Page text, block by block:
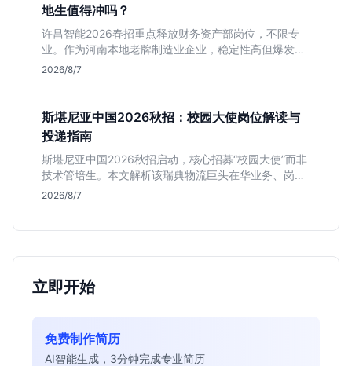
地生值得冲吗？
许昌智能2026春招重点释放财务资产部岗位，不限专
业。作为河南本地老牌制造业企业，稳定性高但爆发涨
薪机会少。适合想在本地积累工业场景经验的应届生。
2026/8/7
斯堪尼亚中国2026秋招：校园大使岗位解读与
投递指南
斯堪尼亚中国2026秋招启动，核心招募“校园大使”而非
技术管培生。本文解析该瑞典物流巨头在华业务、岗位
真实职责及不限专业背后的竞争逻辑，助你判断是否值
2026/8/7
立即开始
免费制作简历
AI智能生成，3分钟完成专业简历